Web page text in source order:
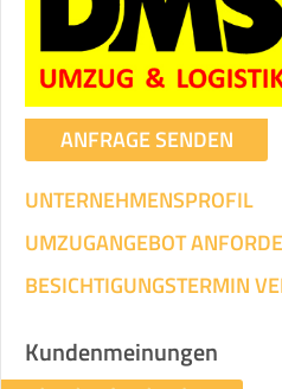
ANFRAGE SENDEN
UNTERNEHMENSPROFIL
UMZUGANGEBOT
BESICHTIGUNGSTERMIN
Kundenmeinungen